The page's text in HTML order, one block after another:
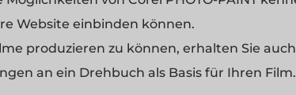
Website einbinden können.
produzieren zu können, erhalten Sie
an ein Drehbuch als Basis für Ihren Film.